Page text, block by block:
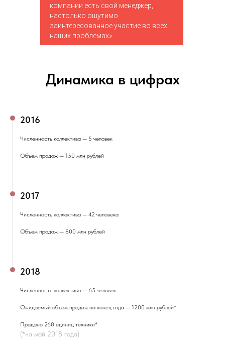
компании есть свой менеджер,
настолько ощутимо
заинтересованное участие во всех
наших проблемах».
Динамика в цифрах
2016
Численность коллектива — 5 человек
Объем продаж — 150 млн рублей
2017
Численность коллектива — 42 человека
Объем продаж — 800 млн рублей
2018
Численность коллектива — 65 человек
Ожидаемый объем продаж на конец года — 1200 млн рублей*
Продано 268 единиц техники*
(*на май 2018 года)